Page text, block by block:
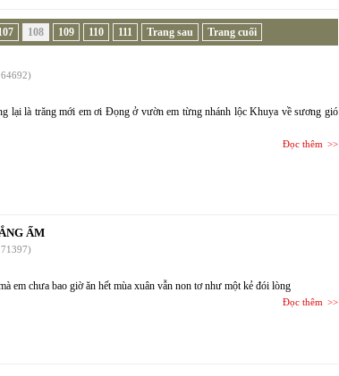
108 109 110 111 Trang sau Trang cuối
lại là trăng mới em ơi Đọng ở vườn em từng nhánh lộc Khuya về sương gió
Đọc thêm
ẤM
em chưa bao giờ ăn hết mùa xuân vẫn non tơ như một kẻ đói lòng
Đọc thêm